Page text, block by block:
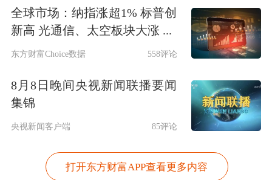
度敏锐性,受益于《新能源汽车产业发
展规划(2021-2035 年)》等政策支持,公
点击查看PDF原文
考，不构成任何投资建议，据此操作风
全球市场：纳指涨超1% 标普创
新高 光通信、太空板块大涨 ...
东方财富Choice数据 558评论
8月8日晚间央视新闻联播要闻
集锦
央视新闻客户端 85评论
打开东方财富APP查看更多内容